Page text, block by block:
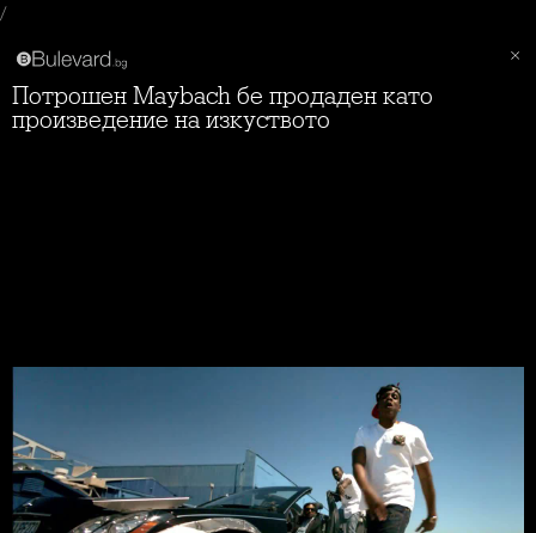
/
Потрошен Maybach бе продаден като
произведение на изкуството